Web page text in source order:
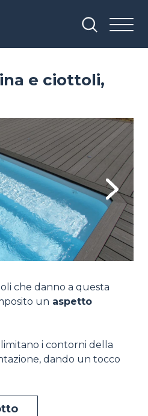
e ciottoli,
Next
che danno a questa
un aspetto
i contorni della
dando un tocco